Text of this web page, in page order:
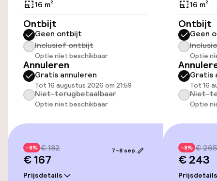
Toegankelijkheid
Overal rolstoeltoegankelijk
Lift
Entertainment
Gratis wifi
Tuin
16 m²
Ontbijt
Geen ontbijt
Inclusief ontbijt
Optie niet beschikbaar
Annuleren
Gratis annuleren
Tot 16 augustus 2026 om 21:59
Niet-terugbetaalbaar
Optie niet beschikbaar
-8% € 182
€ 167
Prijsdetails
7–8 sep.
16 m²
Ontbijt
Geen
Optie
Gratis
Tot 16
Niet-
Optie
-8% € 265
€ 243
Prijsdetails